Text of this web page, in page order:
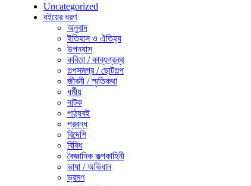
Uncategorized
বইয়ের ধরণ
অনুবাদ
ইতিহাস ও ঐতিহ্য
উপন্যাস
কবিতা / কাব্যগ্রন্থ
গল্পসমগ্র / ছোটগল্প
জীবনী / স্মৃতিকথা
ধর্মীয়
নাটক
পাঠ্যবই
প্রবন্ধ
বিদেশি
বিবিধ
বৈজ্ঞানিক কল্পকাহিনী
ভাষা / অভিধান
ভ্রমণ